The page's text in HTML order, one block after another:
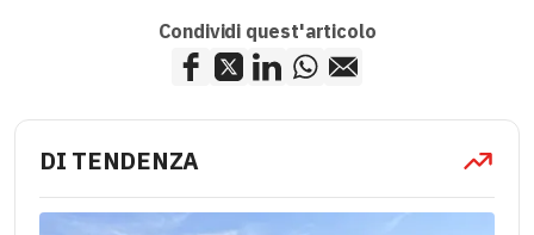
Condividi quest'articolo
DI TENDENZA